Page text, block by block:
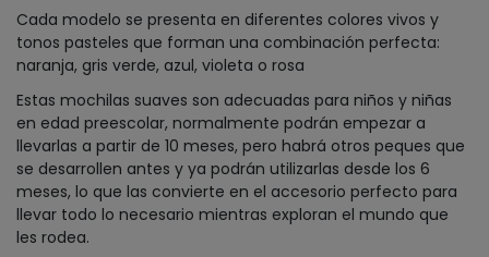
Cada modelo se presenta en diferentes colores vivos y
tonos pasteles que forman una combinación perfecta:
naranja, gris verde, azul, violeta o rosa
Estas mochilas suaves son adecuadas para niños y niñas
en edad preescolar, normalmente podrán empezar a
llevarlas a partir de 10 meses, pero habrá otros peques que
se desarrollen antes y ya podrán utilizarlas desde los 6
meses, lo que las convierte en el accesorio perfecto para
llevar todo lo necesario mientras exploran el mundo que
les rodea.